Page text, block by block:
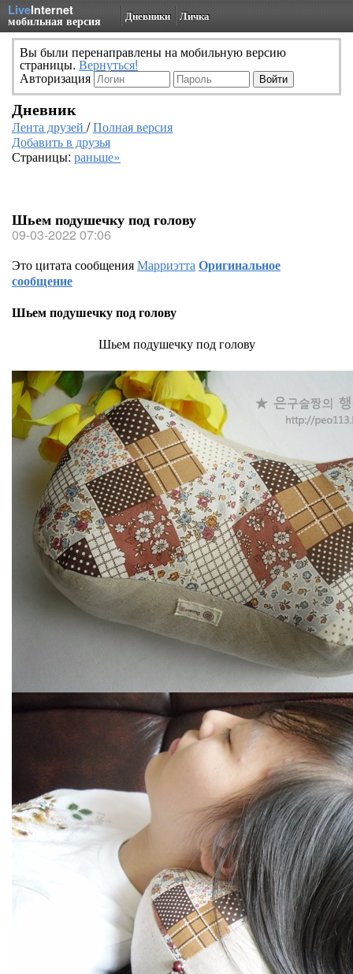
LiveInternet
мобильная версия Дневники Личка
Вы были перенаправлены на мобильную версию
страницы. Вернуться!
Авторизация
Дневник
Лента друзей /Полная версия
Добавить в друзья
Страницы: раньше»
Шьем подушечку под голову
09-03-2022 07:06
Это цитата сообщенияМарриэттаОригинальное
сообщение
Шьем подушечку под голову
Шьем подушечку под голову